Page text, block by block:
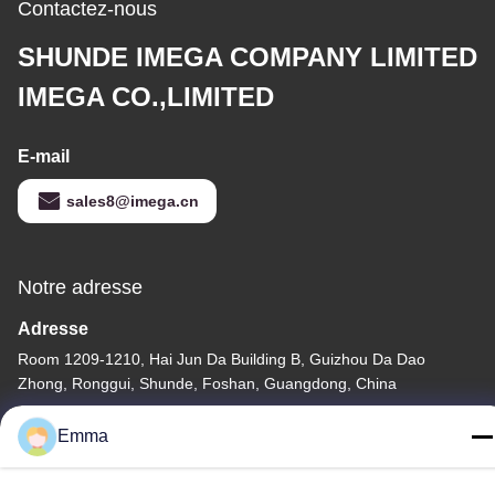
Contactez-nous
SHUNDE IMEGA COMPANY LIMITED
IMEGA CO.,LIMITED
E-mail
sales8@imega.cn
Notre adresse
Adresse
Room 1209-1210, Hai Jun Da Building B, Guizhou Da Dao
Zhong, Ronggui, Shunde, Foshan, Guangdong, China
Télégramme
86-15816904632
Emma